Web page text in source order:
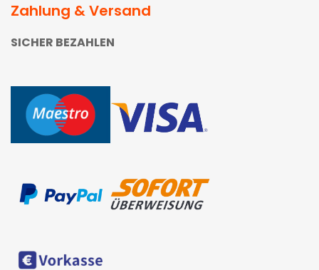
Zahlung & Versand
SICHER BEZAHLEN